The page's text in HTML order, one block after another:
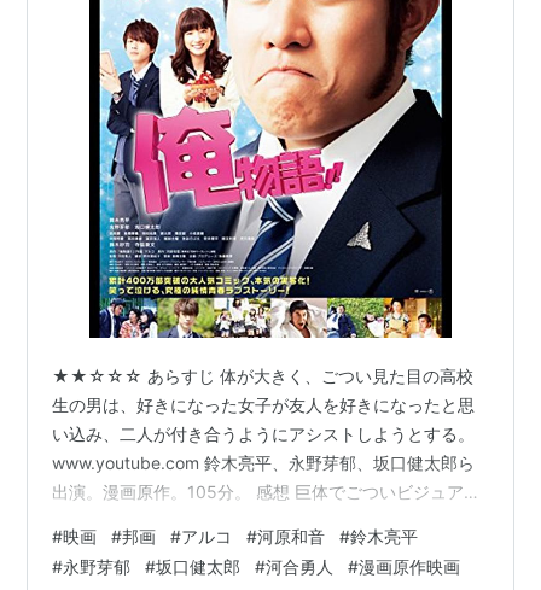
★★☆☆☆ あらすじ 体が大きく、ごつい見た目の高校
生の男は、好きになった女子が友人を好きになったと思
い込み、二人が付き合うようにアシストしようとする。
www.youtube.com 鈴木亮平、永野芽郁、坂口健太郎ら
出演。漫画原作。105分。 感想 巨体でごついビジュアル
友人に惚れていると思い込んでいるが、実は主人公のこ
とが好きで、その誤解が生むすれ違いを描いている。 つ
#映画 #邦画 #アルコ #河原和音 #鈴木亮平
#永野芽郁 #坂口健太郎 #河合勇人 #漫画原作映画